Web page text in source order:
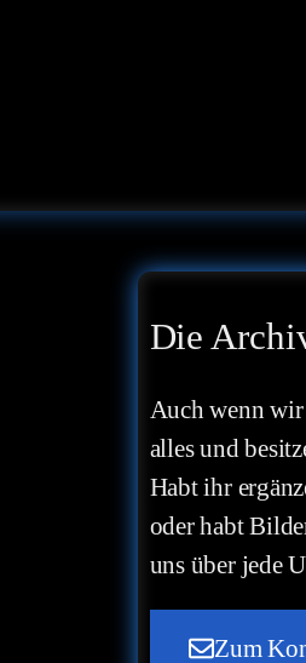
Die
Auch wenn
alles und
Habt ihr
oder habt
uns über jede
Zum